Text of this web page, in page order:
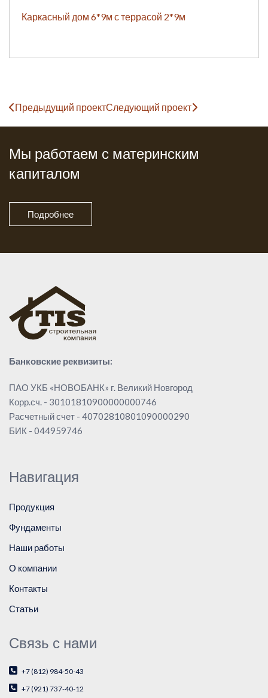
Каркасный дом 6*9м с террасой 2*9м
Предыдущий проектСледующий проект
Мы работаем с материнским
капиталом
Подробнее
Банковские реквизиты:
ПАО УКБ «НОВОБАНК» г. Великий Новгород
Корр.сч. - 30101810900000000746
Расчетный счет - 40702810801090000290
БИК - 044959746
Навигация
Продукция
Фундаменты
Наши работы
О компании
Контакты
Статьи
Связь с нами
+7 (812) 984-50-43
+7 (921) 737-40-12